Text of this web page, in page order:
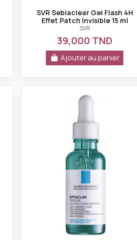
SVR Sebiaclear Gel Flash 4H
Effet Patch Invisible 15 ml
SVR
39,000 TND
Ajouter au panier
La roche